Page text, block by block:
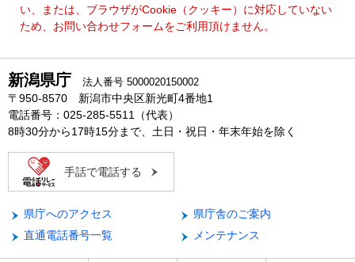
い、または、ブラウザがCookie（クッキー）に対応していない
ため、お問い合わせフォームをご利用頂けません。
新潟県庁 法人番号 5000020150002
〒950-8570 新潟市中央区新光町4番地1
電話番号：025-285-5511（代表）
8時30分から17時15分まで、土日・祝日・年末年始を除く
手話で電話する
県庁へのアクセス
県庁舎のご案内
直通電話番号一覧
メンテナンス